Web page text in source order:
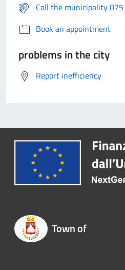
Call the municipality
Book an appointment
problems in the city
Report inefficiency
Town of